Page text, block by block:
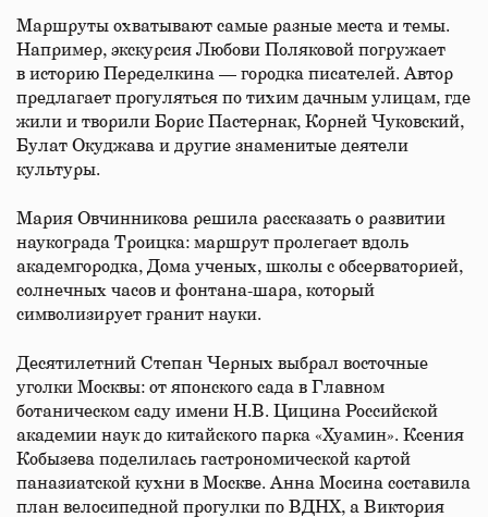
Маршруты охватывают самые разные места и темы.
Например, экскурсия Любови Поляковой погружает
в историю Переделкина — городка писателей. Автор
предлагает прогуляться по тихим дачным улицам, где
жили и творили Борис Пастернак, Корней Чуковский,
Булат Окуджава и другие знаменитые деятели
культуры.
Мария Овчинникова решила рассказать о развитии
наукограда Троицка: маршрут пролегает вдоль
академгородка, Дома ученых, школы с обсерваторией,
солнечных часов и фонтана-шара, который
символизирует гранит науки.
Десятилетний Степан Черных выбрал восточные
уголки Москвы: от японского сада в Главном
ботаническом саду имени Н.В. Цицина Российской
академии наук до китайского парка «Хуамин». Ксения
Кобызева поделилась гастрономической картой
паназиатской кухни в Москве. Анна Мосина составила
план велосипедной прогулки по ВДНХ, а Виктория